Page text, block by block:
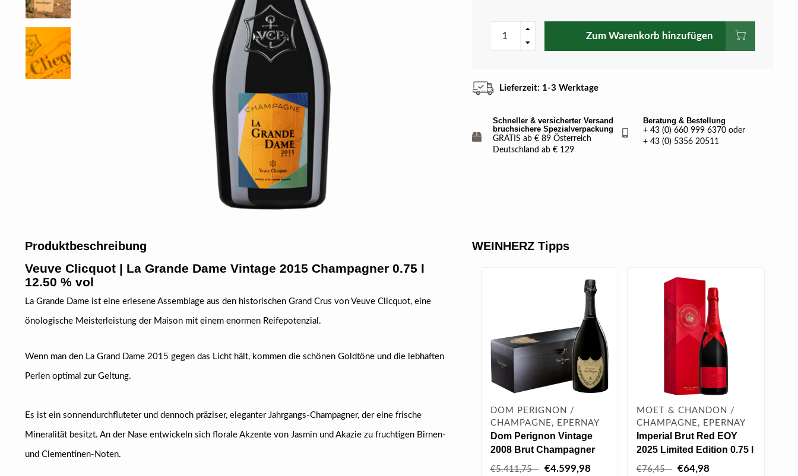
Zum Warenkorb hinzufügen
Lieferzeit: 1-3 Werktage
Schneller & versicherter Versand
bruchsichere Spezialverpackung
GRATIS ab € 89 Österreich
Deutschland ab € 129
Beratung & Bestellung
+ 43 (0) 660 999 6370 oder
+ 43 (0) 5356 20511
Produktbeschreibung
Veuve Clicquot | La Grande Dame Vintage 2015 Champagner 0.75 l
12.50 % vol
La Grande Dame ist eine erlesene Assemblage aus den historischen Grand Crus von Veuve Clicquot, eine
önologische Meisterleistung der Maison mit einem enormen Reifepotenzial.
Wenn man den La Grand Dame 2015 gegen das Licht hält, kommen die schönen Goldtöne und die lebhaften
Perlen optimal zur Geltung.
Es ist ein sonnendurchfluteter und dennoch präziser, eleganter Jahrgangs-Champagner, der eine frische
Mineralität besitzt. An der Nase entwickeln sich florale Akzente von Jasmin und Akazie zu fruchtigen Birnen-
und Clementinen-Noten.
WEINHERZ Tipps
DOM PERIGNON /
CHAMPAGNE, EPERNAY
Dom Perignon Vintage
2008 Brut Champagner
Jeroboam 3.0 l
€5.411,75 €4.599,98
MOET & CHANDON /
CHAMPAGNE, EPERNAY
Imperial Brut Red EOY
2025 Limited Edition 0.75 l
12.50% vol
€76,45 €64,98